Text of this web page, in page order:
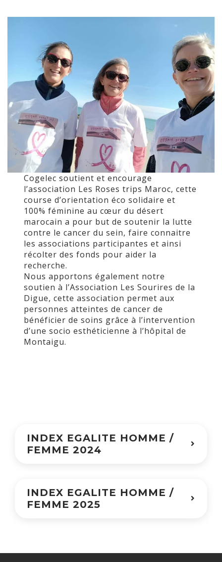
Cogelec soutient et encourage
l’association Les Roses trips Maroc, cette
course d’orientation éco solidaire et
100% féminine au cœur du désert
marocain a pour but de soutenir la lutte
contre le cancer du sein, faire connaitre
les associations participantes et ainsi
récolter des fonds pour aider la
recherche.
Nous apportons également notre
soutien à l’Association Les Sourires de la
Digue, cette association permet aux
personnes atteintes de cancer de
bénéficier de soins grâce à l’intervention
d’une socio esthéticienne à l’hôpital de
Montaigu.
INDEX EGALITE HOMME /
FEMME 2024
INDEX 2024
INDEX EGALITE HOMME /
FEMME 2025
INDEX 2025